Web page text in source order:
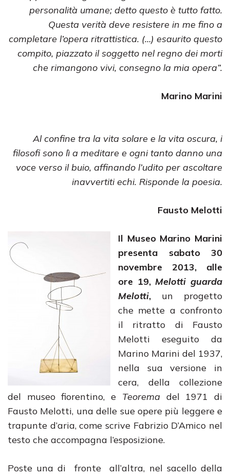
personalità umane; detto questo è tutto fatto.
Questa verità deve resistere in me fino a
completare l’opera ritrattistica. (…) esaurito questo
compito, piazzato il soggetto nel regno dei morti
che rimangono vivi, consegno la mia opera”.
Marino Marini
Al confine tra la vita solare e la vita oscura, i
filosofi sono lì a meditare e ogni tanto danno una
voce verso il buio, affinando l’udito per ascoltare
inavvertiti echi. Risponde la poesia.
Fausto Melotti
Il Museo Marino Marini
presenta sabato 30
novembre 2013, alle
ore 19,Melotti guarda
Melotti, un progetto
che mette a confronto
il ritratto di Fausto
Melotti eseguito da
Marino Marini del 1937,
nella sua versione in
cera, della collezione
del museo fiorentino, e Teoremadel 1971 di
Fausto Melotti, una delle sue opere più leggere e
trapunte d’aria, come scrive Fabrizio D’Amico nel
testo che accompagna l’esposizione.
Poste una di fronte all’altra, nel sacello della